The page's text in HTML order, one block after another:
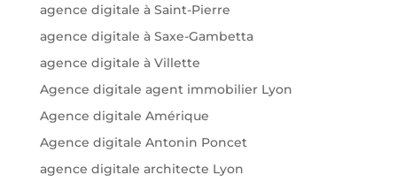
agence digitale à Saint-Pierre
agence digitale à Saxe-Gambetta
agence digitale à Villette
Agence digitale agent immobilier Lyon
Agence digitale Amérique
Agence digitale Antonin Poncet
agence digitale architecte Lyon